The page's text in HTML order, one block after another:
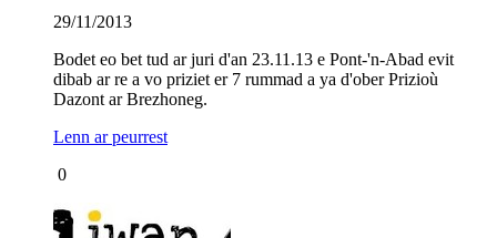
29/11/2013
Bodet eo bet tud ar juri d'an 23.11.13 e Pont-'n-Abad evit
dibab ar re a vo priziet er 7 rummad a ya d'ober Prizioù
Dazont ar Brezhoneg.
Lenn ar peurrest
0